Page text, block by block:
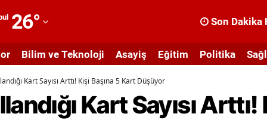
26° Son Dakika
Bilim ve Teknoloji Asayiş Eğitim Politika
Kart Sayısı Arttı! Kişi Başına 5 Kart Düşüyor
Kart Sayısı